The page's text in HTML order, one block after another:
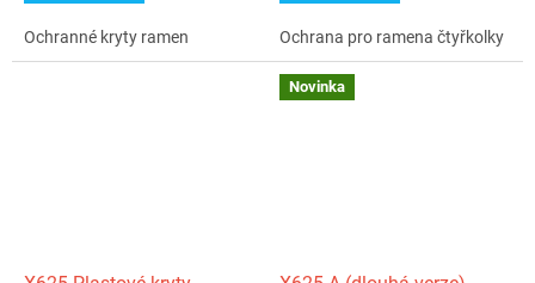
Ochranné kryty ramen Ochrana pro ramena čtyřkolky
Novinka